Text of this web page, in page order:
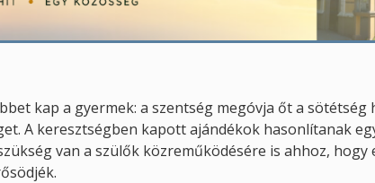
kap a gyermek: a szentség megóvja őt a
A keresztségben kapott ajándékok hasonlítanak
van a szülők közreműködésére is ahhoz, hogy